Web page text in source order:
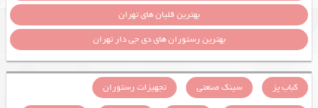
بهترین قلیان های تهران
بهترین رستوران های دی جی دار تهران
کباب پز سینک صنعتی
تجهیزات رستوران